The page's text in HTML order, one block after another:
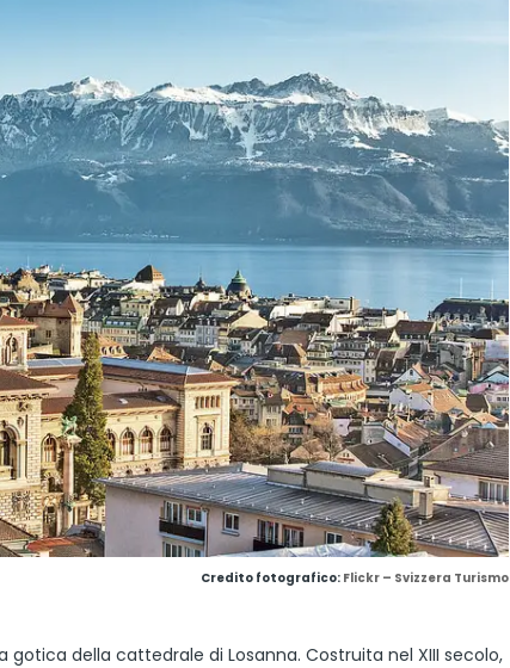
Credito fotografico: Flickr – Svizzera Turismo
della cattedrale di Losanna. Costruita nel XIII secolo,